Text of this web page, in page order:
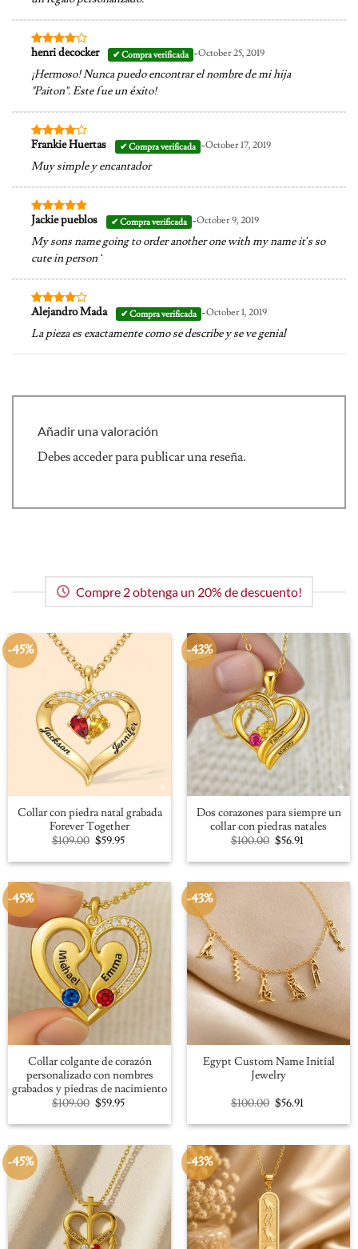
Valorado
5
henri decocker -October 25, 2019
¡Hermoso! Nunca puedo encontrar el nombre de mi hija
"Paiton". Este fue un éxito!
Valorado
5
Frankie Huertas -October 17, 2019
Muy simple y encantador
Valorado en
Jackie pueblos -October 9, 2019
My sons name going to order another one with my name it’s so
cute in person ‘
Valorado
5
Alejandro Mada -October 1, 2019
La pieza es exactamente como se describe y se ve genial
Añadir una valoración
Debesaccederpara publicar una reseña.
Compre 2 obtenga un 20% de descuento!
-45%
Collar con piedra natal grabada
Forever Together
$109.00 Original
price
was:
$59.95Current
is:
-43%
Dos corazones para siempre un
collar con piedras natales
$100.00 Original
price
was:
$56.91Current
is:
-45%
Collar colgante de corazón
personalizado con nombres
grabados y piedras de nacimiento
$109.00 Original
price
was:
$59.95Current
is:
-43%
Egypt Custom Name Initial
Jewelry
$100.00 Original
price
was:
$56.91Current
is:
-45% -43%